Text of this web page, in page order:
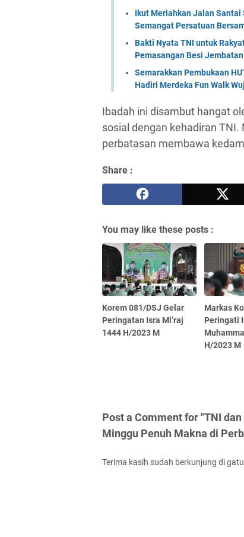
Ikut Meriahkan Jalan Santai
Semangat Persatuan
Bakti Nyata TNI untuk
Pemasangan Besi
Semarakkan Pembukaan
Hadiri Merdeka Fun Walk
Ibadah ini disambut hangat
sosial dengan kehadiran
perbatasan membawa
Share :
You may like these posts :
Korem 081/DSJ Gelar
Peringatan Isra Mi’raj
1444 H/2023 M
Markas
Peringati
H/2023 M
Post a Comment for "TNI
Minggu Penuh Makna di
Terima kasih sudah berkunjung di